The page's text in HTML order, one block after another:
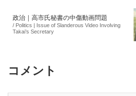
政治｜高市氏秘書の中傷動画問題
/ Politics | Issue of Slanderous Video Involving
Takai’s Secretary
コメント